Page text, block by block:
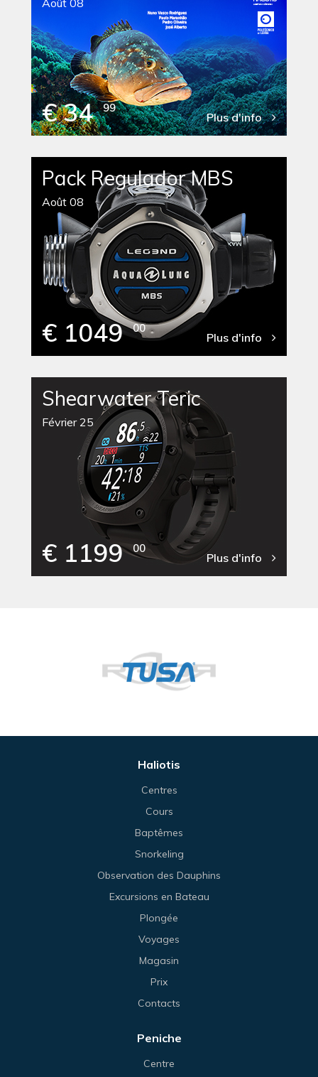
€ 34 99
Plus d'info
Pack Regulador MBS
Août 08
€ 1049 00
Plus d'info
Shearwater Teric
Février 25
€ 1199 00
Plus d'info
Haliotis
Centres
Cours
Baptêmes
Snorkeling
Observation des Dauphins
Excursions en Bateau
Plongée
Voyages
Magasin
Prix
Contacts
Peniche
Centre